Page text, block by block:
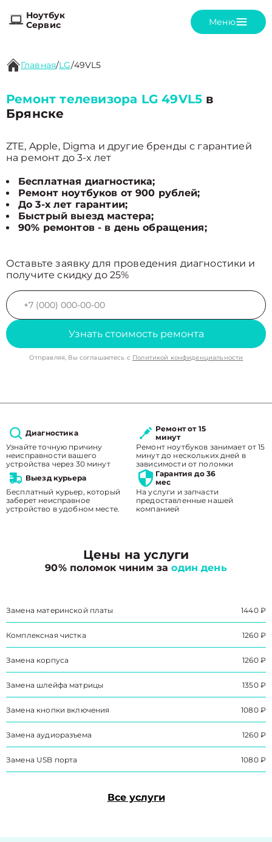
Ноутбук
Сервис
Меню
Главная/LG/49VL5
Ремонт телевизора LG 49VL5 в
Брянске
ZTE, Apple, Digma и другие бренды с гарантией
на ремонт до 3-х лет
Бесплатная диагностика;
Ремонт ноутбуков от 900 рублей;
До 3-х лет гарантии;
Быстрый выезд мастера;
90% ремонтов - в день обращения;
Оставьте заявку для проведения диагностики и
получите скидку до 25%
Узнать стоимость ремонта
Отправляя, Вы соглашаетесь с Политикой конфиденциальности
Диагностика
Узнайте точную причину
неисправности вашего
устройства через 30 минут
Ремонт от 15
минут
Ремонт ноутбуков занимает от 15
минут до нескольких дней в
зависимости от поломки
Выезд курьера
Бесплатный курьер, который
заберет неисправное
устройство в удобном месте.
Гарантия до 36
мес
На услуги и запчасти
предоставленные нашей
компанией
Цены на услуги
90% поломок чиним заодин день
Замена материнской платы 1440 ₽
Комплексная чистка 1260 ₽
Замена корпуса 1260 ₽
Замена шлейфа матрицы 1350 ₽
Замена кнопки включения 1080 ₽
Замена аудиоразъема 1260 ₽
Замена USB порта 1080 ₽
Все услуги